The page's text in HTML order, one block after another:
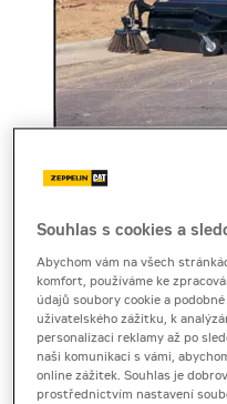
1 - 22 dnů
2 300 Kč bez DPH
2 783 Kč s DPH
23 a více dnů
Souhlas s cookies a
Abychom vám na všech
komfort, používáme ke
údajů soubory cookie a
uživatelského zážitku, k
personalizaci reklamy až po
naši komunikaci s vámi,
online zážitek. Souhlas je
prostřednictvím nastavení